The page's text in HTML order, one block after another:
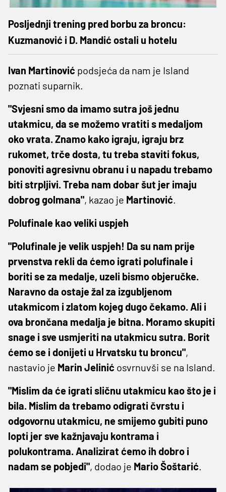
Posljednji trening pred borbu za broncu:
Kuzmanović i D. Mandić ostali u hotelu
Ivan Martinović podsjeća da nam je Island
poznati suparnik.
"Svjesni smo da imamo sutra još jednu
utakmicu, da se možemo vratiti s medaljom
oko vrata. Znamo kako igraju, igraju brz
rukomet, trče dosta, tu treba staviti fokus,
ponoviti agresivnu obranu i u napadu trebamo
biti strpljivi. Treba nam dobar šut jer imaju
dobrog golmana", kazao je Martinović.
Polufinale kao veliki uspjeh
"Polufinale je velik uspjeh! Da su nam prije
prvenstva rekli da ćemo igrati polufinale i
boriti se za medalje, uzeli bismo objeručke.
Naravno da ostaje žal za izgubljenom
utakmicom i zlatom kojeg dugo čekamo. Ali i
ova brončana medalja je bitna. Moramo skupiti
snage i sve usmjeriti na utakmicu sutra. Borit
ćemo se i donijeti u Hrvatsku tu broncu",
nastavio je Marin Jelinić osvrnuvši se na Island.
"Mislim da će igrati sličnu utakmicu kao što je i
bila. Mislim da trebamo odigrati čvrstu i
odgovornu utakmicu, ne smijemo gubiti puno
lopti jer sve kažnjavaju kontrama i
polukontrama. Analizirat ćemo ih dobro i
nadam se pobjedi", dodao je Mario Šoštarić.